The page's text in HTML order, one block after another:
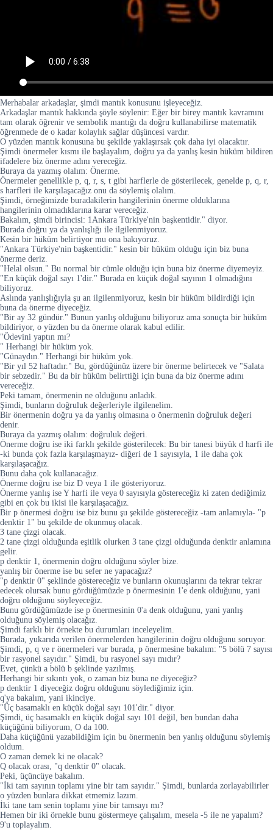
Merhabalar arkadaşlar, şimdi mantık konusunu işleyeceğiz.
Arkadaşlar mantık hakkında şöyle söylenir: Eğer bir birey mantık kavramını
tam olarak öğrenir ve sembolik mantığı da doğru kullanabilirse matematik
öğrenmede de o kadar kolaylık sağlar düşüncesi vardır.
O yüzden mantık konusuna bu şekilde yaklaşırsak çok daha iyi olacaktır.
Şimdi önermeler kısmı ile başlayalım, doğru ya da yanlış kesin hüküm bildiren
ifadelere biz önerme adını vereceğiz.
Buraya da yazmış olalım: Önerme.
Önermeler genellikle p, q, r, s, t gibi harflerle de gösterilecek, genelde p, q, r,
s harfleri ile karşılaşacağız onu da söylemiş olalım.
Şimdi, örneğimizde buradakilerin hangilerinin önerme olduklarına
hangilerinin olmadıklarına karar vereceğiz.
Bakalım, şimdi birincisi: 1Ankara Türkiye'nin başkentidir." diyor.
Burada doğru ya da yanlışlığı ile ilgilenmiyoruz.
Kesin bir hüküm belirtiyor mu ona bakıyoruz.
"Ankara Türkiye'nin başkentidir." kesin bir hüküm olduğu için biz buna
önerme deriz.
"Helal olsun." Bu normal bir cümle olduğu için buna biz önerme diyemeyiz.
"En küçük doğal sayı 1'dir." Burada en küçük doğal sayının 1 olmadığını
biliyoruz.
Aslında yanlışlığıyla şu an ilgilenmiyoruz, kesin bir hüküm bildirdiği için
buna da önerme diyeceğiz.
"Bir ay 32 gündür." Bunun yanlış olduğunu biliyoruz ama sonuçta bir hüküm
bildiriyor, o yüzden bu da önerme olarak kabul edilir.
"Ödevini yaptın mı?
" Herhangi bir hüküm yok.
"Günaydın." Herhangi bir hüküm yok.
"Bir yıl 52 haftadır." Bu, gördüğünüz üzere bir önerme belirtecek ve "Salata
bir sebzedir." Bu da bir hüküm belirttiği için buna da biz önerme adını
vereceğiz.
Peki tamam, önermenin ne olduğunu anladık.
Şimdi, bunların doğruluk değerleriyle ilgilenelim.
Bir önermenin doğru ya da yanlış olmasına o önermenin doğruluk değeri
denir.
Buraya da yazmış olalım: doğruluk değeri.
Önerme doğru ise iki farklı şekilde gösterilecek: Bu bir tanesi büyük d harfi ile
-ki bunda çok fazla karşılaşmayız- diğeri de 1 sayısıyla, 1 ile daha çok
karşılaşacağız.
Bunu daha çok kullanacağız.
Önerme doğru ise biz D veya 1 ile gösteriyoruz.
Önerme yanlış ise Y harfi ile veya 0 sayısıyla göstereceğiz ki zaten dediğimiz
gibi en çok bu ikisi ile karşılaşacağız.
Bir p önermesi doğru ise biz bunu şu şekilde göstereceğiz -tam anlamıyla- "p
denktir 1" bu şekilde de okunmuş olacak.
3 tane çizgi olacak.
2 tane çizgi olduğunda eşitlik olurken 3 tane çizgi olduğunda denktir anlamına
gelir.
p denktir 1, önermenin doğru olduğunu söyler bize.
yanlış bir önerme ise bu sefer ne yapacağız?
"p denktir 0" şeklinde göstereceğiz ve bunların okunuşlarını da tekrar tekrar
edecek olursak bunu gördüğümüzde p önermesinin 1'e denk olduğunu, yani
doğru olduğunu söyleyeceğiz.
Bunu gördüğümüzde ise p önermesinin 0'a denk olduğunu, yani yanlış
olduğunu söylemiş olacağız.
Şimdi farklı bir örnekte bu durumları inceleyelim.
Burada, yukarıda verilen önermelerden hangilerinin doğru olduğunu soruyor.
Şimdi, p, q ve r önermeleri var burada, p önermesine bakalım: "5 bölü 7 sayısı
bir rasyonel sayıdır." Şimdi, bu rasyonel sayı mıdır?
Evet, çünkü a bölü b şeklinde yazılmış.
Herhangi bir sıkıntı yok, o zaman biz buna ne diyeceğiz?
p denktir 1 diyeceğiz doğru olduğunu söylediğimiz için.
q'ya bakalım, yani ikinciye.
"Üç basamaklı en küçük doğal sayı 101'dir." diyor.
Şimdi, üç basamaklı en küçük doğal sayı 101 değil, ben bundan daha
küçüğünü biliyorum, O da 100.
Daha küçüğünü yazabildiğim için bu önermenin ben yanlış olduğunu söylemiş
oldum.
O zaman demek ki ne olacak?
Q olacak orası, "q denktir 0" olacak.
Peki, üçüncüye bakalım.
"İki tam sayının toplamı yine bir tam sayıdır." Şimdi, bunlarda zorlayabilirler
o yüzden bunlara dikkat etmemiz lazım.
İki tane tam senin toplamı yine bir tamsayı mı?
Hemen bir iki örnekle bunu göstermeye çalışalım, mesela -5 ile ne yapalım?
9'u toplayalım.